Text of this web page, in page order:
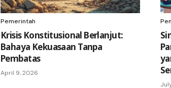
Pemerintah
Krisis Konstitusional Berlanjut:
Bahaya Kekuasaan Tanpa
Pembatas
April 9, 2026